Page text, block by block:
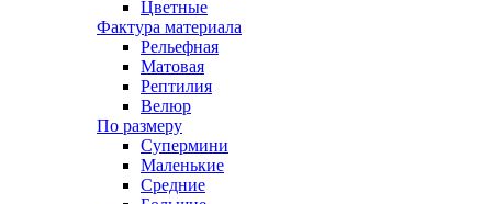
Цветные
Фактура материала
Рельефная
Матовая
Рептилия
Велюр
По размеру
Супермини
Маленькие
Средние